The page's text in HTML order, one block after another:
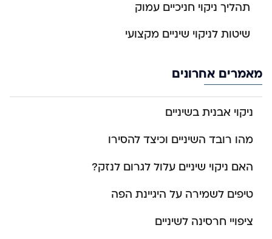
תהליך ניקוי חניכיים עמוק
שיטות לניקוי שיניים מקצועי
מאמרים אחרונים
ניקוי אבנית בשיניים
מהו רובד השיניים וכיצד להסירו
האם ניקוי שיניים עלול לגרום לנזק?
טיפים לשמירה על היגיינת הפה
ציפויי חרסינה לשיניים